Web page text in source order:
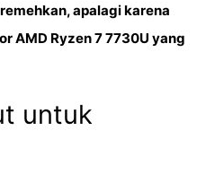
apalagi karena
AMD Ryzen 7 7730U yang
untuk